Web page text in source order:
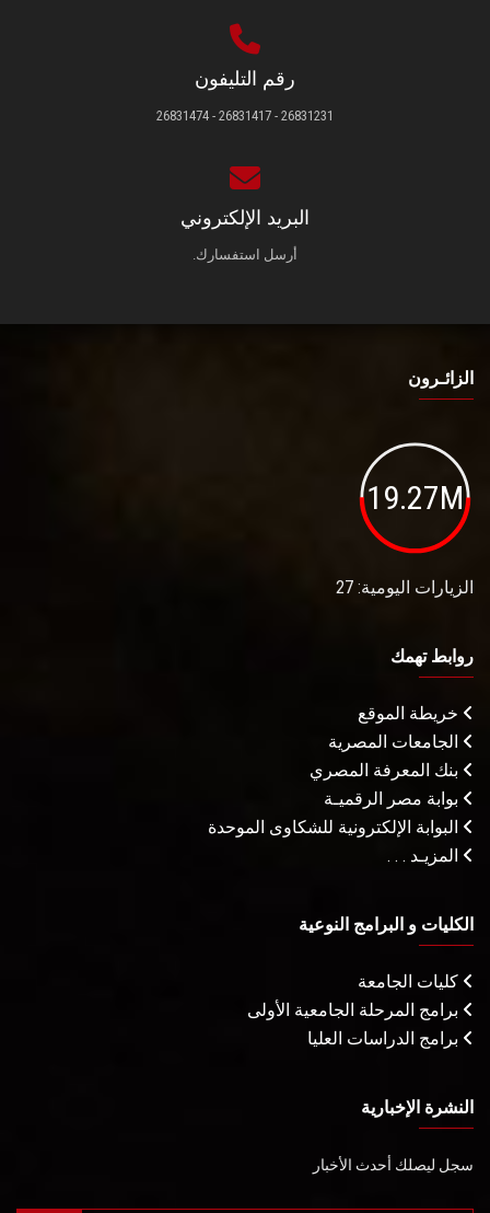
رقم التليفون
26831231 - 26831417 - 26831474
البريد الإلكتروني
أرسل استفسارك.
الزائـرون
19.27M
الزيارات اليومية: 27
روابط تهمك
خريطة الموقع
الجامعات المصرية
بنك المعرفة المصري
بوابة مصر الرقميـة
البوابة الإلكترونية للشكاوى الموحدة
المزيـد . . .
الكليات و البرامج النوعية
كليات الجامعة
برامج المرحلة الجامعية الأولى
برامج الدراسات العليا
النشرة الإخبارية
سجل ليصلك أحدث الأخبار